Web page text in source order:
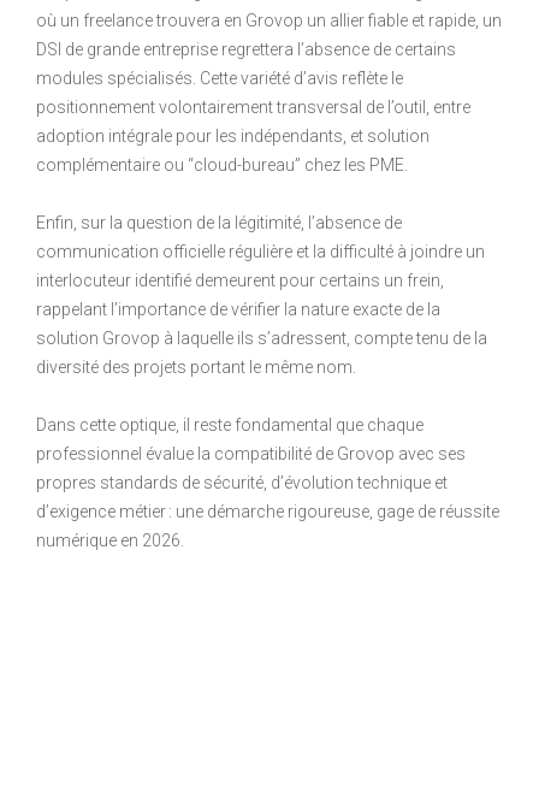
où un freelance trouvera en Grovop un allier fiable et rapide, un
DSI de grande entreprise regrettera l’absence de certains
modules spécialisés. Cette variété d’avis reflète le
positionnement volontairement transversal de l’outil, entre
adoption intégrale pour les indépendants, et solution
complémentaire ou “cloud-bureau” chez les PME.
Enfin, sur la question de la légitimité, l’absence de
communication officielle régulière et la difficulté à joindre un
interlocuteur identifié demeurent pour certains un frein,
rappelant l’importance de vérifier la nature exacte de la
solution Grovop à laquelle ils s’adressent, compte tenu de la
diversité des projets portant le même nom.
Dans cette optique, il reste fondamental que chaque
professionnel évalue la compatibilité de Grovop avec ses
propres standards de sécurité, d’évolution technique et
d’exigence métier : une démarche rigoureuse, gage de réussite
numérique en 2026.